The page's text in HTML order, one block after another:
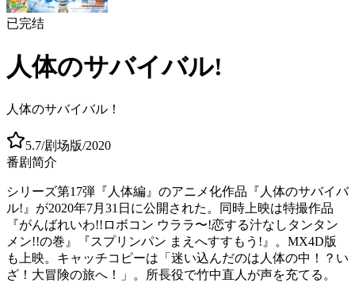
已完结
人体のサバイバル!
人体のサバイバル！
5.7/剧场版/2020
番剧简介
シリーズ第17弾『人体編』のアニメ化作品『人体のサバイバ
ル!』が2020年7月31日に公開された。同時上映は特撮作品
『がんばれいわ!!ロボコン ウララ〜!恋する汁なしタンタン
メン!!の巻』『スプリンパン まえへすすもう!』。MX4D版
も上映。キャッチコピーは「迷い込んだのは人体の中！？い
ざ！大冒険の旅へ！」。所長役で竹中直人が声を充てる。